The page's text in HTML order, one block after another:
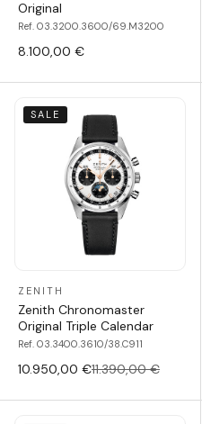
Original
Ref. 03.3200.3600/69.M3200
8.100,00 €
SALE
ZENITH
Zenith Chronomaster
Original Triple Calendar
Ref. 03.3400.3610/38.C911
10.950,00 €11.390,00 €